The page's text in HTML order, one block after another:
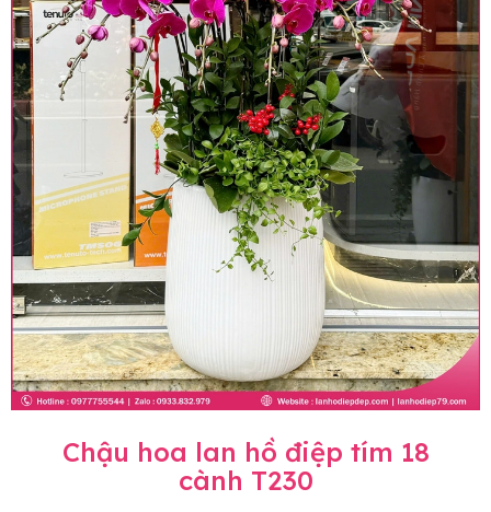
Chậu hoa lan hồ điệp tím 18
cành T230